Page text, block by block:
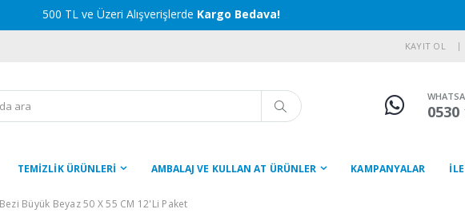
500 TL ve Üzeri Alışverişlerde Kargo Bedava!
KAYIT OL
0530
TEMİZLİK ÜRÜNLERİ AMBALAJ VE KULLAN AT ÜRÜNLER KAMPANYALAR
Büyük Beyaz 50 X 55 CM 12'li Paket